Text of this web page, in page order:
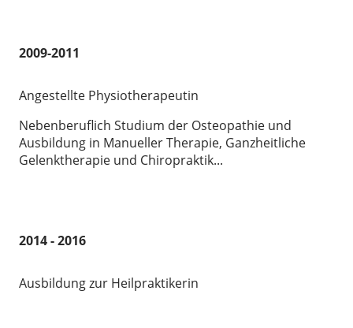
2009-2011
Angestellte Physiotherapeutin
Nebenberuflich Studium der Osteopathie und
Ausbildung in Manueller Therapie, Ganzheitliche
Gelenktherapie und Chiropraktik...
2014 - 2016
Ausbildung zur Heilpraktikerin